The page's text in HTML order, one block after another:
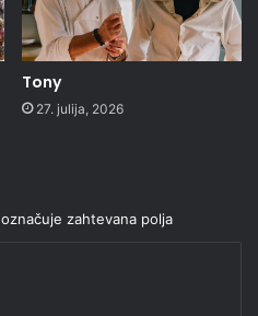
Tony
27. julija, 2026
označuje zahtevana polja